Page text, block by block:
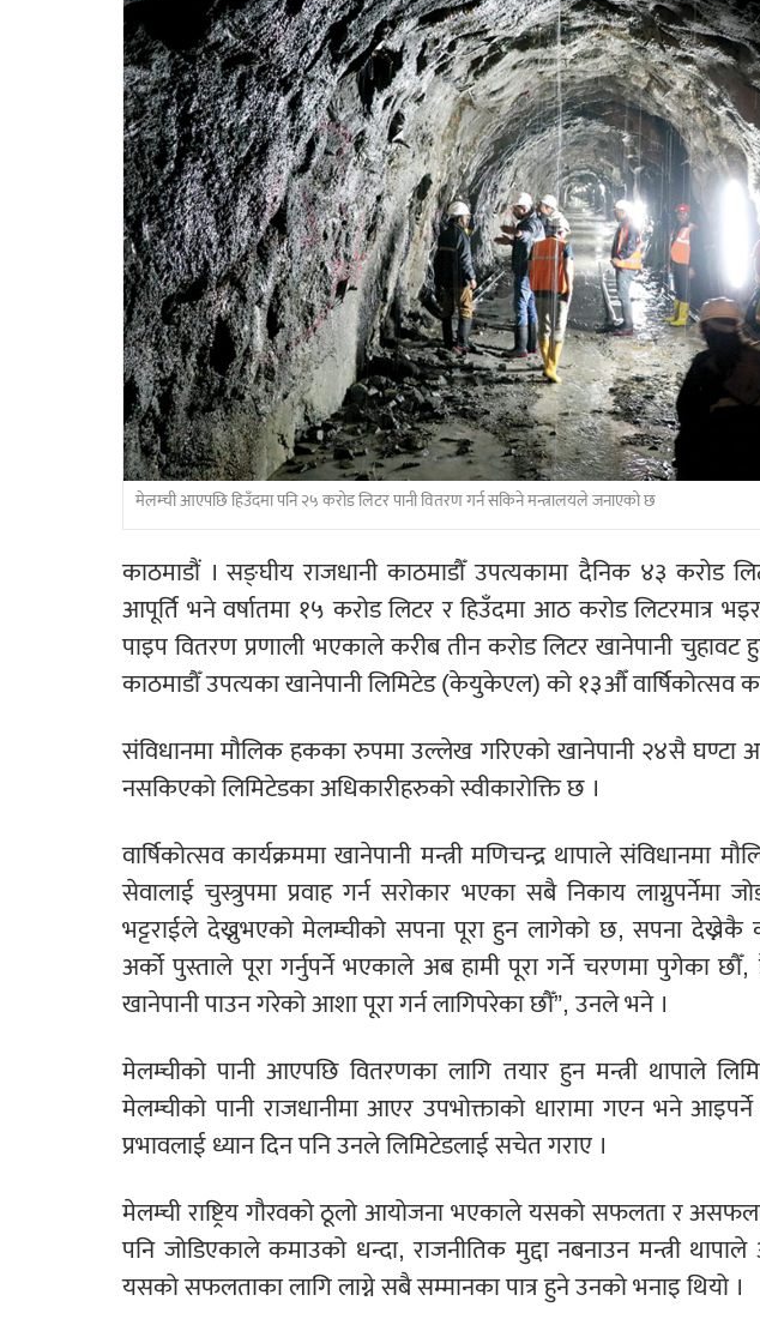
मेलम्ची आएपछि हिउँदमा पनि २५ करोड लिटर पानी वितरण गर्न सकिने मन्त्रालयले जनाएको छ
काठमाडौं । सङ्घीय राजधानी काठमाडौँ उपत्यकामा दैनिक ४३ करोड
आपूर्ति भने वर्षातमा १५ करोड लिटर र हिउँदमा आठ करोड लिटरमात्र
पाइप वितरण प्रणाली भएकाले करीब तीन करोड लिटर खानेपानी
काठमाडौँ उपत्यका खानेपानी लिमिटेड (केयुकेएल) को १३औँ वार्षिकोत्सव
संविधानमा मौलिक हकका रुपमा उल्लेख गरिएको खानेपानी २४सै घण्टा
नसकिएको लिमिटेडका अधिकारीहरुको स्वीकारोक्ति छ ।
वार्षिकोत्सव कार्यक्रममा खानेपानी मन्त्री मणिचन्द्र थापाले संविधानमा
सेवालाई चुस्त्रुपमा प्रवाह गर्न सरोकार भएका सबै निकाय लाग्नुपर्नेमा
भट्टराईले देख्नुभएको मेलम्चीको सपना पूरा हुन लागेको छ, सपना देख्नेकै
अर्को पुस्ताले पूरा गर्नुपर्ने भएकाले अब हामी पूरा गर्ने चरणमा पुगेका
खानेपानी पाउन गरेको आशा पूरा गर्न लागिपरेका छौँ”, उनले भने ।
मेलम्चीको पानी आएपछि वितरणका लागि तयार हुन मन्त्री थापाले
मेलम्चीको पानी राजधानीमा आएर उपभोक्ताको धारामा गएन भने
प्रभावलाई ध्यान दिन पनि उनले लिमिटेडलाई सचेत गराए ।
मेलम्ची राष्ट्रिय गौरवको ठूलो आयोजना भएकाले यसको सफलता र
पनि जोडिएकाले कमाउको धन्दा, राजनीतिक मुद्दा नबनाउन मन्त्री
यसको सफलताका लागि लाग्ने सबै सम्मानका पात्र हुने उनको भनाइ थियो ।